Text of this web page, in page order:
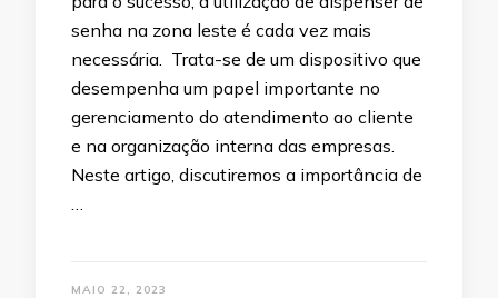
senha na zona leste é cada vez mais
necessária. Trata-se de um dispositivo que
desempenha um papel importante no
gerenciamento do atendimento ao cliente
e na organização interna das empresas.
Neste artigo, discutiremos a importância de
MAIO 22, 2023